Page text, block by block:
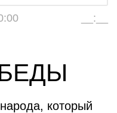
__:__
который